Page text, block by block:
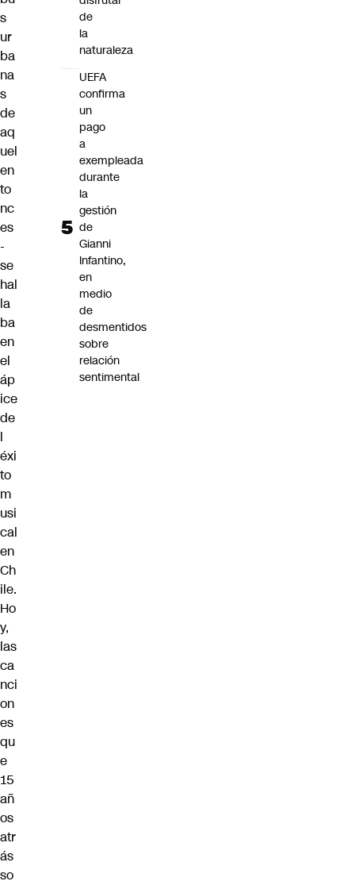
s
ur
ba
na
s
de
aq
uel
en
to
nc
es
-
se
hal
la
ba
en
el
áp
ice
de
l
éxi
to
m
usi
cal
en
Ch
ile.
Ho
y,
las
ca
nci
on
es
qu
e
15
añ
os
atr
ás
so
de
la
naturaleza
UEFA
confirma
un
pago
a
exempleada
durante
la
gestión
de
Gianni
Infantino,
en
medio
de
desmentidos
sobre
relación
sentimental